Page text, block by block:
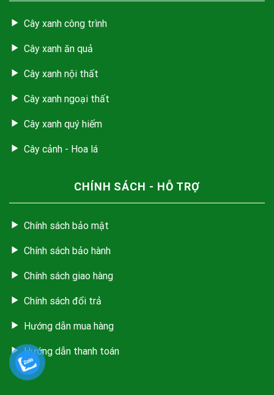
Cây xanh công trình
Cây xanh ăn quả
Cây xanh nội thất
Cây xanh ngoại thất
Cây xanh quý hiếm
Cây cảnh - Hoa lá
CHÍNH SÁCH - HỖ TRỢ
Chính sách bảo mật
Chính sách bảo hành
Chính sách giao hàng
Chính sách đổi trả
Hướng dẫn mua hàng
Hướng dẫn thanh toán